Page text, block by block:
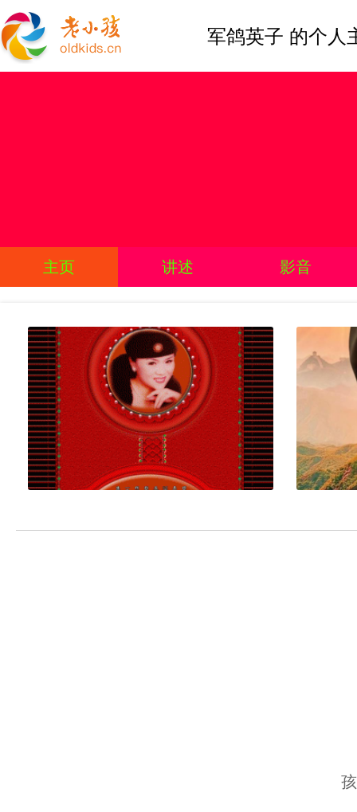
军鸽英子 的个人
主页 讲述 影音